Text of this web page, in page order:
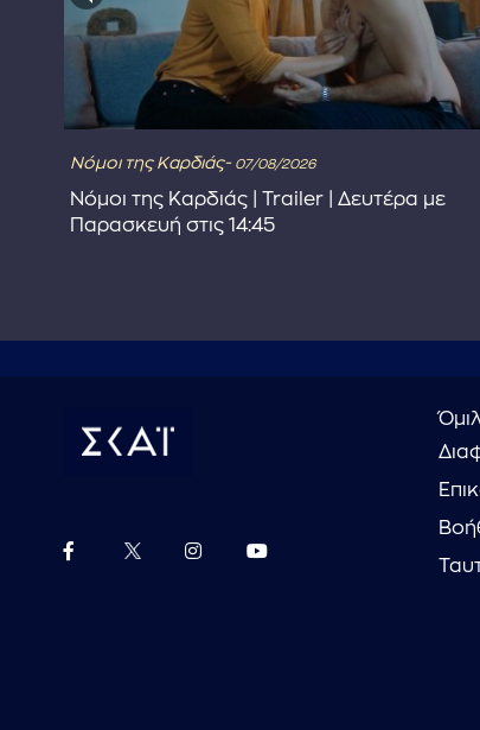
Νόμοι της Καρδιάς- 07/08/2026
Νόμοι της Καρδιάς | Trailer | Δευτέρα με
Παρασκευή στις 14:45